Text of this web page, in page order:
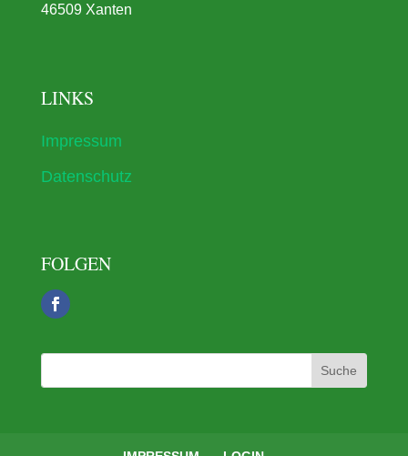
46509 Xanten
LINKS
Impressum
Datenschutz
FOLGEN